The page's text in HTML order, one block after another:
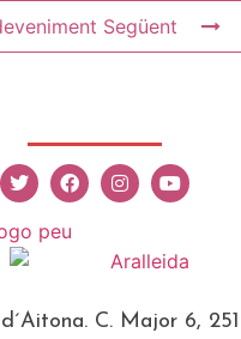
Següent
C. Major 6,